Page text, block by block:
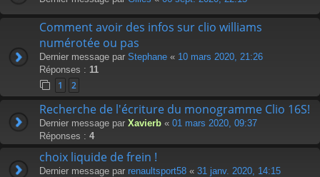
Comment avoir des infos sur clio williams
numérotée ou pas
Dernier message par Stephane « 10 mars 2020, 21:26
Réponses : 11
1 2
Recherche de l'écriture du monogramme Clio 16S!
Dernier message par Xavierb « 01 mars 2020, 09:37
Réponses : 4
choix liquide de frein !
Dernier message par renaultsport58 « 31 janv. 2020, 14:15